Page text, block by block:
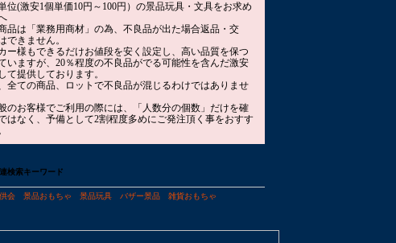
位(激安1個単価10円～100円）の景品玩具・文具をお求め
品は「業務用商材」の為、不良品が出た場合返品・交
できません。
ー様もできるだけお値段を安く設定し、高い品質を保つ
いますが、20％程度の不良品がでる可能性を含んだ激安
て提供しております。
全ての商品、ロットで不良品が混じるわけではありませ
のお客様でご利用の際には、「人数分の個数」だけを確
はなく、予備として2割程度多めにご発注頂く事をおすす
検索キーワード
会 景品おもちゃ 景品玩具 バザー景品 雑貨おもちゃ